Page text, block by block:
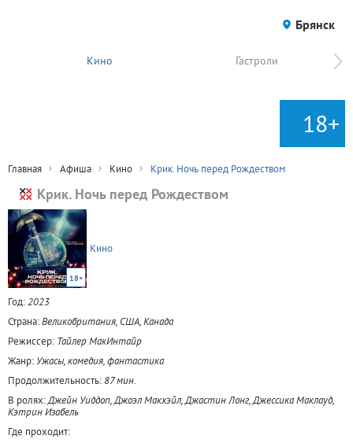
Брянск
Кино Гастроли
18+
Главная Афиша Кино Крик. Ночь перед Рождеством
Крик. Ночь перед Рождеством
18+
Кино
Год:2023
Страна:Великобритания, США, Канада
Режиссер: Тайлер МакИнтайр
Жанр: Ужасы, комедия, фантастика
Продолжительность:87 мин.
В ролях:Джейн Уиддоп, Джоэл Макхэйл, Джастин Лонг, Джессика Маклауд,
Кэтрин Изабель
Где проходит: